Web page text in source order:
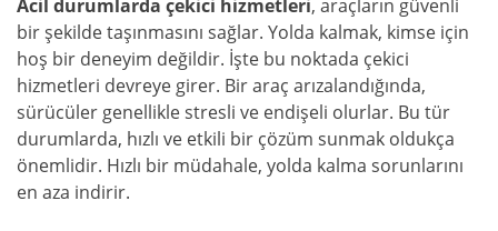
Acil durumlarda çekici hizmetleri, araçların güvenli
bir şekilde taşınmasını sağlar. Yolda kalmak, kimse için
hoş bir deneyim değildir. İşte bu noktada çekici
hizmetleri devreye girer. Bir araç arızalandığında,
sürücüler genellikle stresli ve endişeli olurlar. Bu tür
durumlarda, hızlı ve etkili bir çözüm sunmak oldukça
önemlidir. Hızlı bir müdahale, yolda kalma sorunlarını
en aza indirir.